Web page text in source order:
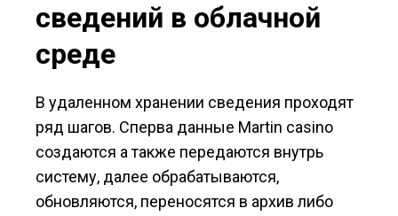
сведений в облачной
среде
В удаленном хранении сведения проходят
ряд шагов. Сперва данные Martin casino
создаются а также передаются внутрь
систему, далее обрабатываются,
обновляются, переносятся в архив либо